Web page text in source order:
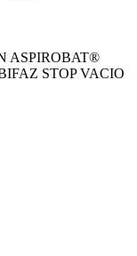
ASPIROBAT®
STOP VACIO